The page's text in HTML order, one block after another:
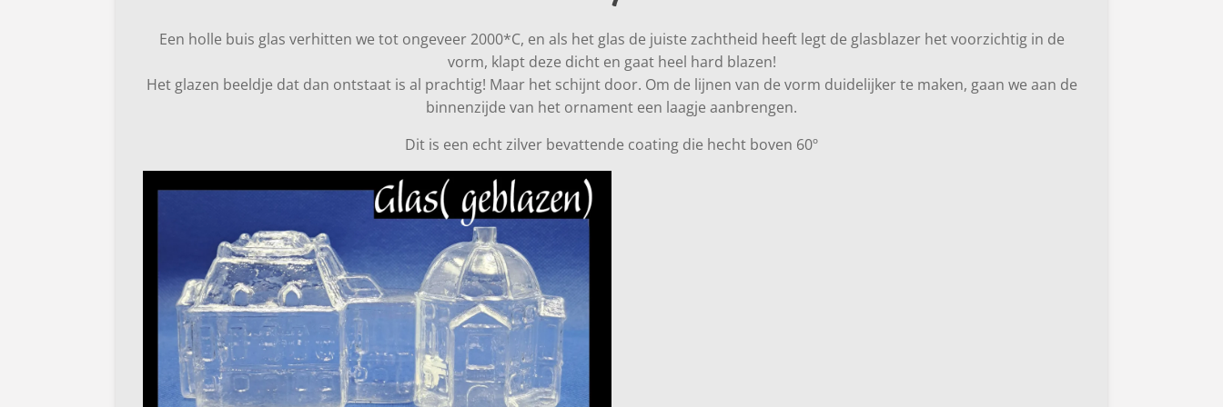
Een holle buis glas verhitten we tot ongeveer 2000*C, en als het glas de juiste zachtheid heeft legt de glasblazer het voorzichtig in de
vorm, klapt deze dicht en gaat heel hard blazen!
Het glazen beeldje dat dan ontstaat is al prachtig! Maar het schijnt door. Om de lijnen van de vorm duidelijker te maken, gaan we aan de
binnenzijde van het ornament een laagje aanbrengen.
Dit is een echt zilver bevattende coating die hecht boven 60º